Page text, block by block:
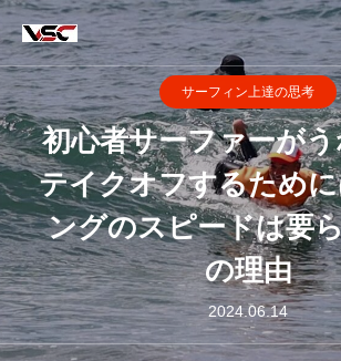
サーフィン上達の思考
初心者サーファーが
テイクオフするため
ングのスピードは要
の理由
2024.06.14